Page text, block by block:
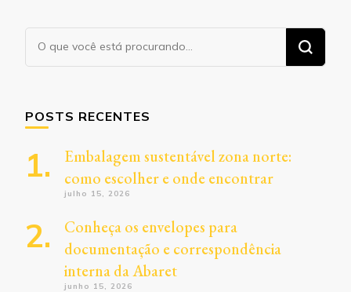
Procurando
algo?
POSTS RECENTES
Embalagem sustentável zona norte:
como escolher e onde encontrar
julho 15, 2026
Conheça os envelopes para
documentação e correspondência
interna da Abaret
junho 15, 2026